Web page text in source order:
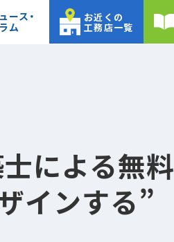
ース・
ム
お近くの
工務店一覧
による無
インする”